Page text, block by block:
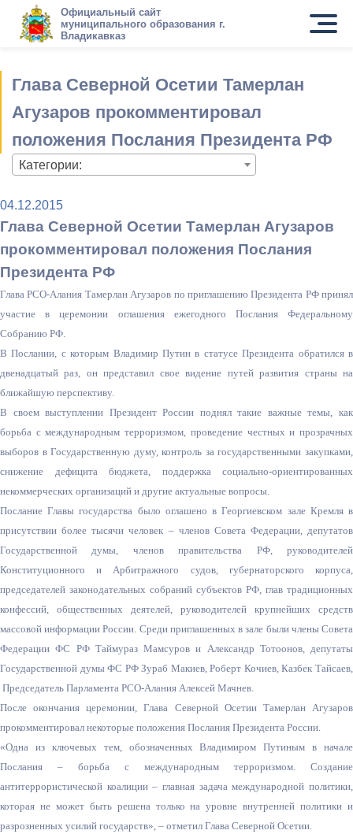
Официальный сайт
муниципального образования г.
Владикавказ
Глава Северной Осетии Тамерлан
Агузаров прокомментировал
положения Послания Президента РФ
Категории:
04.12.2015
Глава Северной Осетии Тамерлан Агузаров
прокомментировал положения Послания
Президента РФ
Глава РСО-Алания Тамерлан Агузаров по приглашению Президента РФ принял
участие в церемонии оглашения ежегодного Послания Федеральному
Собранию РФ.
В Послании, с которым Владимир Путин в статусе Президента обратился в
двенадцатый раз, он представил свое видение путей развития страны на
ближайшую перспективу.
В своем выступлении Президент России поднял такие важные темы, как
борьба с международным терроризмом, проведение честных и прозрачных
выборов в Государственную думу, контроль за государственными закупками,
снижение дефицита бюджета, поддержка социально-ориентированных
некоммерческих организаций и другие актуальные вопросы.
Послание Главы государства было оглашено в Георгиевском зале Кремля в
присутствии более тысячи человек – членов Совета Федерации, депутатов
Государственной думы, членов правительства РФ, руководителей
Конституционного и Арбитражного судов, губернаторского корпуса,
председателей законодательных собраний субъектов РФ, глав традиционных
конфессий, общественных деятелей, руководителей крупнейших средств
массовой информации России. Среди приглашенных в зале были члены Совета
Федерации ФС РФ Таймураз Мамсуров и Александр Тотоонов, депутаты
Государственной думы ФС РФ Зураб Макиев, Роберт Кочиев, Казбек Тайсаев,
Председатель Парламента РСО-Алания Алексей Мачнев.
После окончания церемонии, Глава Северной Осетии Тамерлан Агузаров
прокомментировал некоторые положения Послания Президента России.
«Одна из ключевых тем, обозначенных Владимиром Путиным в начале
Послания – борьба с международным терроризмом. Создание
антитеррористической коалиции – главная задача международной политики,
которая не может быть решена только на уровне внутренней политики и
разрозненных усилий государств», – отметил Глава Северной Осетии.